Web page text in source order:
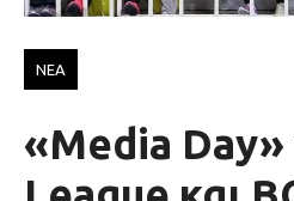
ΝΕΑ
«Media Day»